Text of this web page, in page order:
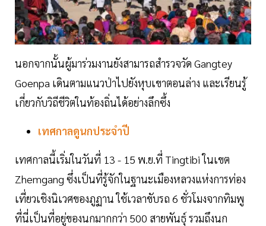
นอกจากนั้นผู้มาร่วมงานยังสามารถสำรวจวัด Gangtey
Goenpa เดินตามแนวป่าไปยังหุบเขาตอนล่าง และเรียนรู้
เกี่ยวกับวิถีชีวิตในท้องถิ่นได้อย่างลึกซึ้ง
เทศกาลดูนกประจำปี
เทศกาลนี้เริ่มในวันที่ 13 - 15 พ.ย.ที่ Tingtibi ในเขต
Zhemgang ซึ่งเป็นที่รู้จักในฐานะเมืองหลวงแห่งการท่อง
เที่ยวเชิงนิเวศของภูฏาน ใช้เวลาขับรถ 6 ชั่วโมงจากทิมพู
ที่นี่เป็นที่อยู่ของนกมากกว่า 500 สายพันธุ์ รวมถึงนก